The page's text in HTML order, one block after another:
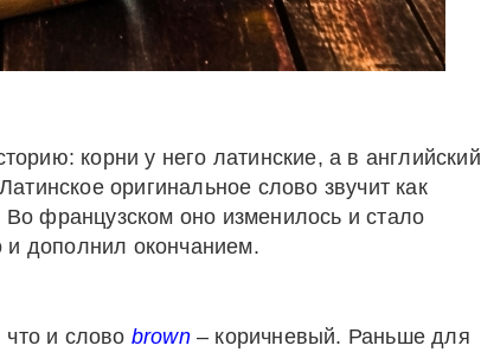
корни у него латинские, а в английский
оригинальное слово звучит как
Во французском оно изменилось и стало
и дополнил окончанием.
и слово brown – коричневый. Раньше для